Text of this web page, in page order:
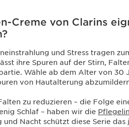
Creme von Clarins
und Stress tragen
ihre Spuren auf der Stirn,
Wähle ab dem Alter von 30
von Hautalterung
zu reduzieren – die Folge
Schlaf – haben wir die
und Nacht schützt diese Serie